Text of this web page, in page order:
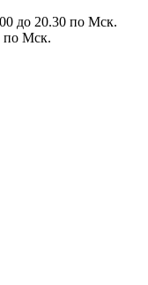
до 20.30 по Мcк.
по Мcк.